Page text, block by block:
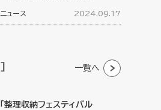
ニュース 2024.09.17
一覧へ
「整理収納フェスティバル